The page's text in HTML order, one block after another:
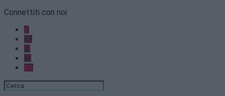
Connettiti con noi